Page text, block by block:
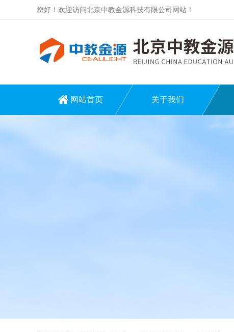
您好！欢迎访问北京中教金源科技有限公司网站！
网站首页 关于我们